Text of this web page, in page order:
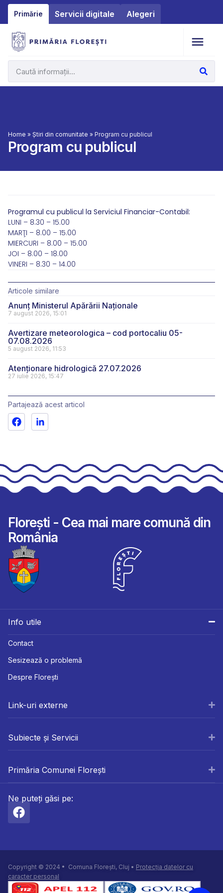
Primărie Servicii digitale Alegeri
Home » Știri din comunitate » Program cu publicul
Program cu publicul
Programul cu publicul la Serviciul Financiar-Contabil:
LUNI – 8.30 – 15.00
MARŢI – 8.00 – 15.00
MIERCURI – 8.00 – 15.00
JOI – 8.00 – 18.00
VINERI – 8.30 – 14.00
Articole similare
Anunț Ministerul Apărării Naționale
7 august 2026, 15:01
Avertizare meteorologica – cod portocaliu 05-
07.08.2026
5 august 2026, 11:53
Atenționare hidrologică 27.07.2026
27 iulie 2026, 15:47
Partajează acest articol
Florești - Cea mai mare comună din
România
Info utile
Contact
Sesizează o problemă
Despre Florești
Link-uri externe
Subiecte și Servicii
Primăria Comunei Florești
Ne puteți găsi pe:
Copyright © 2024 • Comuna Florești, Cluj • Protecția datelor cu
caracter personal